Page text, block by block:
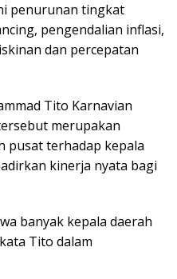
penurunan tingkat
pengendalian inflasi,
dan percepatan
Tito Karnavian
merupakan
pusat terhadap kepala
kinerja nyata bagi
banyak kepala daerah
Tito dalam